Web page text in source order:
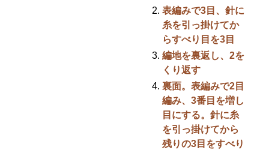
表編みで3目、針に
糸を引っ掛けてか
らすべり目を3目
編地を裏返し、2を
くり返す
裏面。表編みで2目
編み、3番目を増し
目にする。針に糸
を引っ掛けてから
残りの3目をすべり